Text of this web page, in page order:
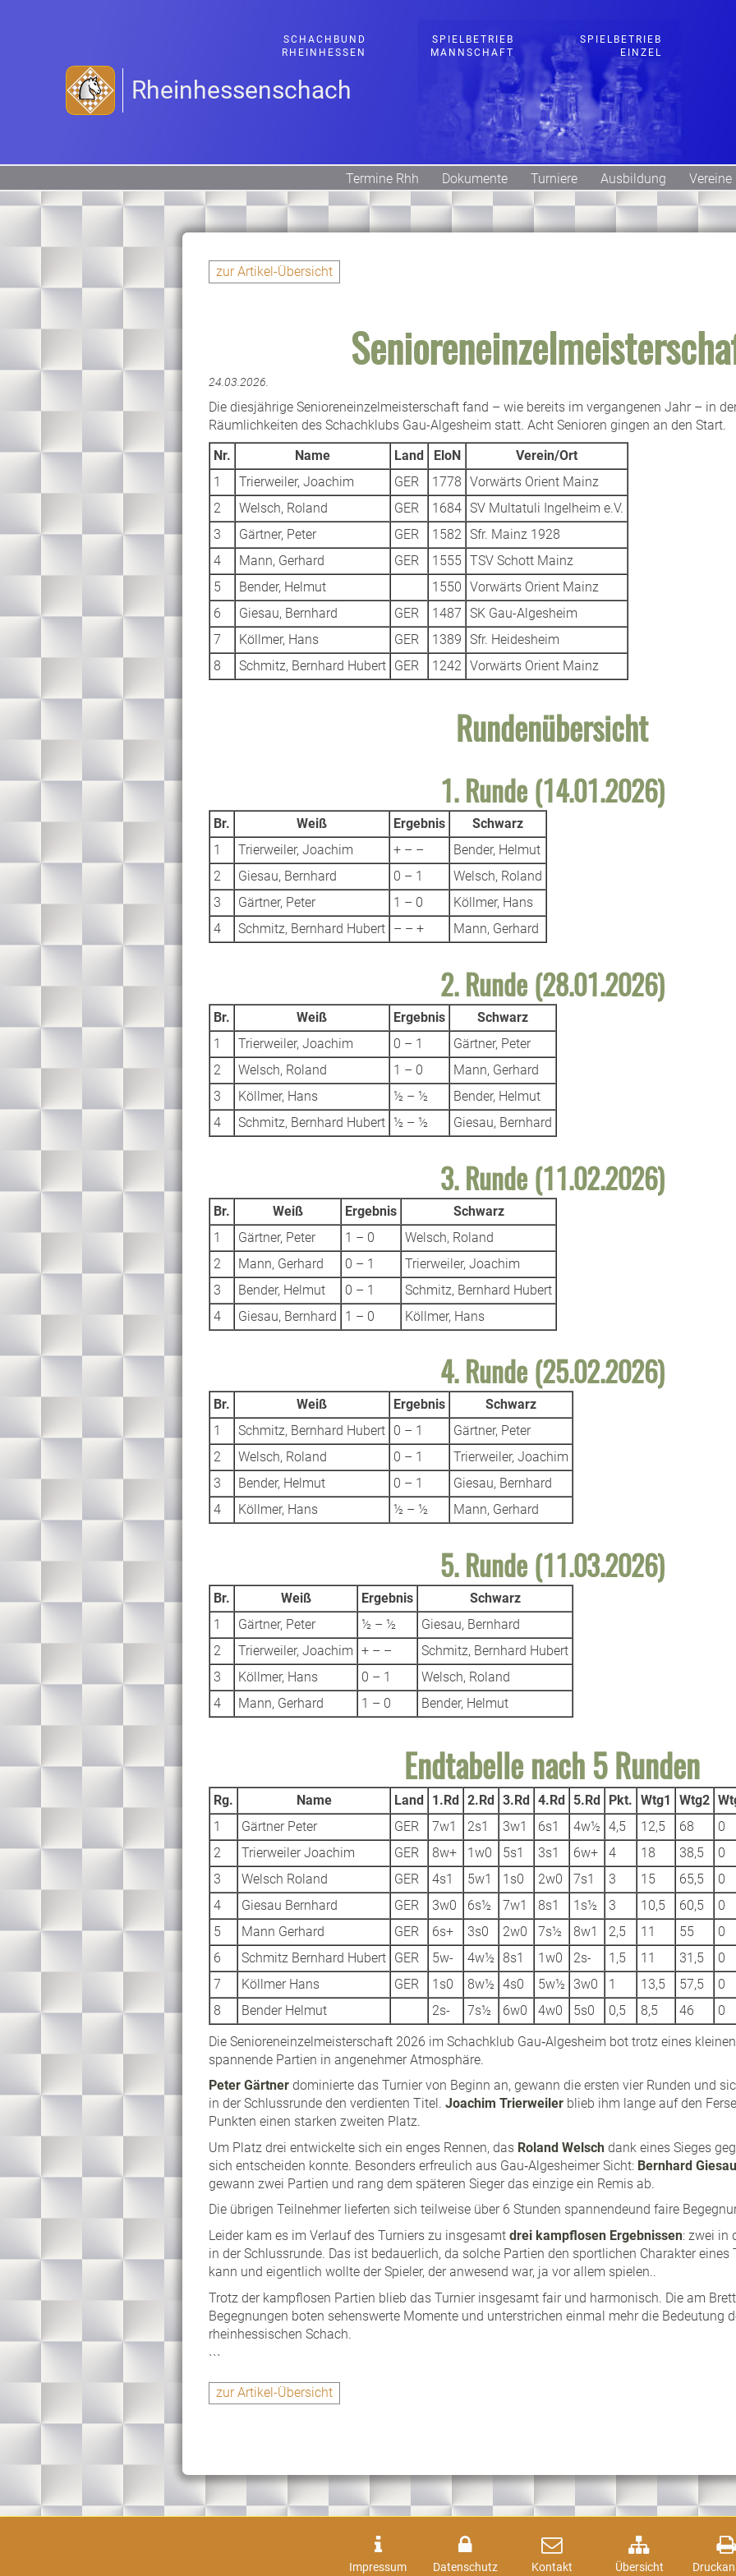
SCHACHBUND
RHEINHESSEN
SPIELBETRIEB
MANNSCHAFT
SPIELBETRIEB
EINZEL
Rheinhessenschach
Termine Rhh Dokumente Turniere Ausbildung Vereine
zur Artikel-Übersicht
24.03.2026.
Die diesjährige Senioreneinzelmeisterschaft fand – wie bereits im vergangenen Jahr – in
Räumlichkeiten des Schachklubs Gau-Algesheim statt. Acht Senioren gingen an den Start.
Nr.
Name Land EloN
Verein/Ort
1
Trierweiler, Joachim GER 1778 Vorwärts Orient Mainz
2
Welsch, Roland GER 1684 SV Multatuli Ingelheim e.V.
3
Gärtner, Peter GER 1582 Sfr. Mainz 1928
4
Mann, Gerhard GER 1555 TSV Schott Mainz
5
Bender, Helmut 1550 Vorwärts Orient Mainz
6
Giesau, Bernhard GER 1487 SK Gau-Algesheim
7
Köllmer, Hans GER 1389 Sfr. Heidesheim
8
Schmitz, Bernhard Hubert GER 1242 Vorwärts Orient Mainz
Rundenübersicht
1. Runde (14.01.2026)
Br. Weiß Ergebnis
Schwarz
1
Trierweiler, Joachim + – –
Bender, Helmut
2
Giesau, Bernhard 0 – 1
Welsch, Roland
3
Gärtner, Peter 1 – 0
Köllmer, Hans
4
Schmitz, Bernhard Hubert – – + Mann, Gerhard
2. Runde (28.01.2026)
Br. Weiß Ergebnis
Schwarz
1
Trierweiler, Joachim 0 – 1
Gärtner, Peter
2
Welsch, Roland 1 – 0
Mann, Gerhard
3
Köllmer, Hans ½ – ½
Bender, Helmut
4
Schmitz, Bernhard Hubert ½ – ½ Giesau, Bernhard
3. Runde (11.02.2026)
Br. Weiß Ergebnis
Schwarz
1
Gärtner, Peter 1 – 0
Welsch, Roland
2
Mann, Gerhard 0 – 1
Trierweiler, Joachim
3
Bender, Helmut 0 – 1
Schmitz, Bernhard Hubert
4
Giesau, Bernhard 1 – 0 Köllmer, Hans
4. Runde (25.02.2026)
Br. Weiß Ergebnis
Schwarz
1
Schmitz, Bernhard Hubert 0 – 1
Gärtner, Peter
2
Welsch, Roland 0 – 1
Trierweiler, Joachim
3
Bender, Helmut 0 – 1
Giesau, Bernhard
4
Köllmer, Hans ½ – ½ Mann, Gerhard
5. Runde (11.03.2026)
Br. Weiß Ergebnis
Schwarz
1
Gärtner, Peter ½ – ½
Giesau, Bernhard
2
Trierweiler, Joachim + – –
Schmitz, Bernhard Hubert
3
Köllmer, Hans 0 – 1
Welsch, Roland
4
Mann, Gerhard 1 – 0 Bender, Helmut
Endtabelle nach 5 Runden
Rg. Name Land 1.Rd 2.Rd 3.Rd 4.Rd 5.Rd Pkt. Wtg1 Wtg2
1
Gärtner Peter GER 7w1 2s1 3w1 6s1 4w½ 4,5 12,5 68
0
2
Trierweiler Joachim GER 8w+ 1w0 5s1 3s1 6w+ 4 18 38,5
0
3
Welsch Roland GER 4s1 5w1 1s0 2w0 7s1 3 15 65,5
0
4
Giesau Bernhard GER 3w0 6s½ 7w1 8s1 1s½ 3 10,5 60,5
0
5
Mann Gerhard GER 6s+ 3s0 2w0 7s½ 8w1 2,5 11 55
0
6
Schmitz Bernhard Hubert GER 5w- 4w½ 8s1 1w0 2s- 1,5 11 31,5
0
7
Köllmer Hans GER 1s0 8w½ 4s0 5w½ 3w0 1 13,5 57,5
0
8
Bender Helmut 2s- 7s½ 6w0 4w0 5s0 0,5 8,5 46
0
Die Senioreneinzelmeisterschaft 2026 im Schachklub Gau‑Algesheim bot trotz eines
spannende Partien in angenehmer Atmosphäre.
Peter Gärtner dominierte das Turnier von Beginn an, gewann die ersten vier Runden und
in der Schlussrunde den verdienten Titel. Joachim Trierweiler blieb ihm lange auf den
Punkten einen starken zweiten Platz.
Um Platz drei entwickelte sich ein enges Rennen, das Roland Welsch dank eines Sieges
sich entscheiden konnte. Besonders erfreulich aus Gau‑Algesheimer Sicht: Bernhard Giesau
gewann zwei Partien und rang dem späteren Sieger das einzige ein Remis ab.
Die übrigen Teilnehmer lieferten sich teilweise über 6 Stunden spannendeund faire
Leider kam es im Verlauf des Turniers zu insgesamt drei kampflosen Ergebnissen: zwei in
in der Schlussrunde. Das ist bedauerlich, da solche Partien den sportlichen Charakter
kann und eigentlich wollte der Spieler, der anwesend war, ja vor allem spielen..
Trotz der kampflosen Partien blieb das Turnier insgesamt fair und harmonisch. Die am
Begegnungen boten sehenswerte Momente und unterstrichen einmal mehr die Bedeutung
rheinhessischen Schach.
```
zur Artikel-Übersicht
Impressum Datenschutz Kontakt Übersicht